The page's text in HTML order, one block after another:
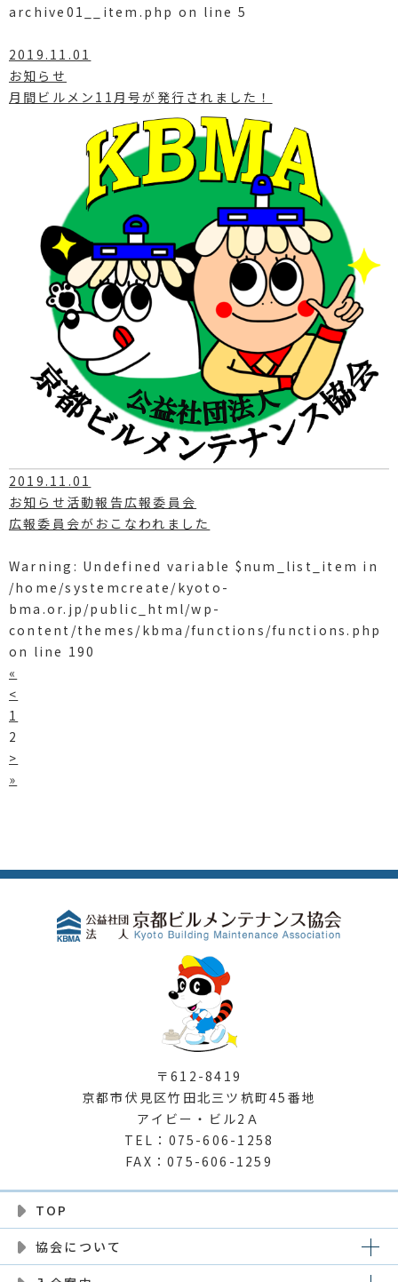
archive01__item.php on line 5
2019.11.01
お知らせ
月間ビルメン11月号が発行されました！
2019.11.01
お知らせ活動報告広報委員会
広報委員会がおこなわれました
Warning : Undefined variable $num_list_item in
/home/systemcreate/kyoto-
bma.or.jp/public_html/wp-
content/themes/kbma/functions/functions.php
on line 190
«
<
1
2
>
»
〒612-8419
京都市伏見区竹田北三ツ杭町45番地
アイビー・ビル2Ａ
TEL：075-606-1258
FAX：075-606-1259
TOP
協会について